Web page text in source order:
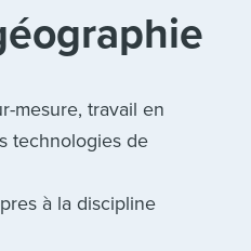
mesure, travail en
technologies de
à la discipline